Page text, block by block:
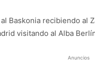
Baskonia recibiendo al
visitando al Alba
Anuncios